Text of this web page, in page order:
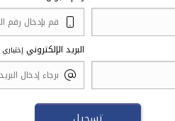
البريد الإلكتروني إختياري